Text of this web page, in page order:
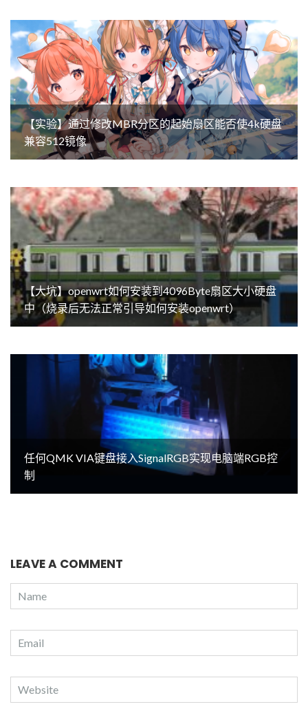
【实验】通过修改MBR分区的起始扇区能否使4k硬盘
兼容512镜像
【大坑】openwrt如何安装到4096Byte扇区大小硬盘
中（烧录后无法正常引导如何安装openwrt）
任何QMK VIA键盘接入SignalRGB实现电脑端RGB控
制
LEAVE A COMMENT